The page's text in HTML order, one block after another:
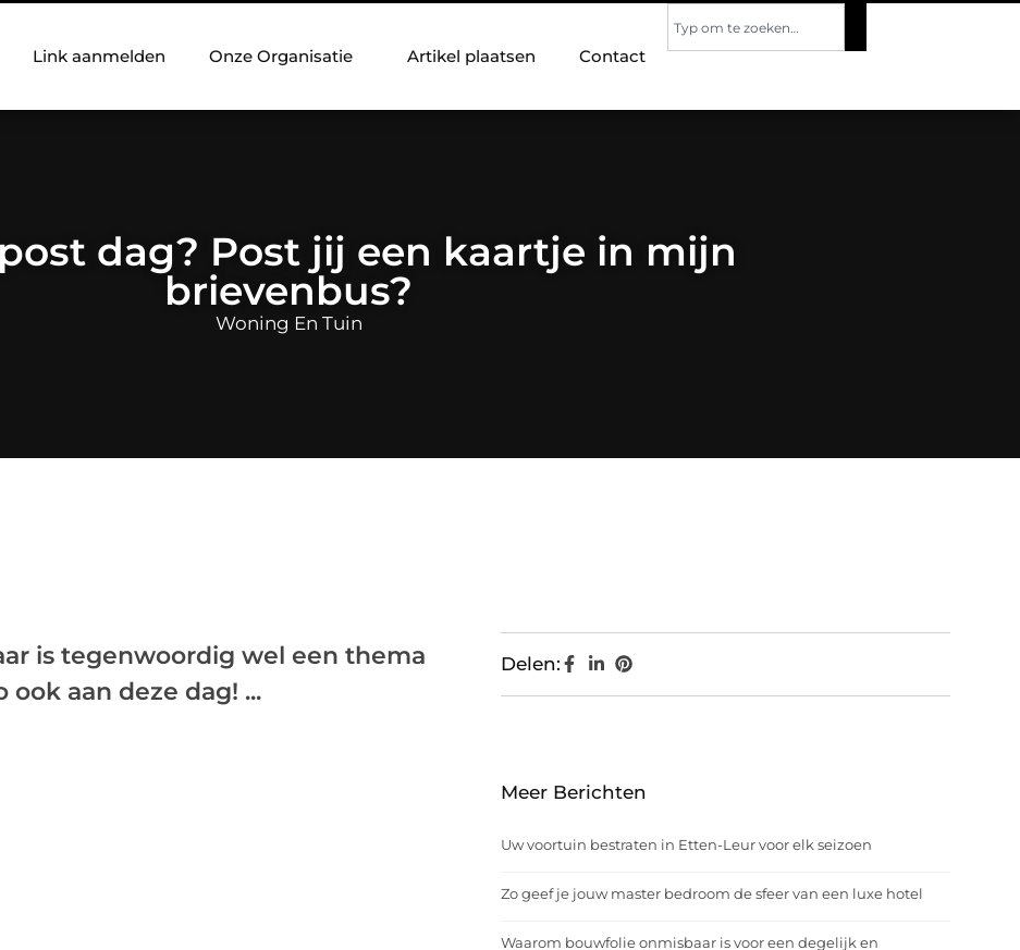
Link aanmelden Onze Organisatie Artikel plaatsen Contact
dag? Post jij een kaartje in mijn
brievenbus?
Woning En Tuin
is tegenwoordig wel een thema
aan deze dag! ...
Delen:
Meer Berichten
Uw voortuin bestraten in Etten-Leur voor elk seizoen
Zo geef je jouw master bedroom de sfeer van een luxe hotel
Waarom bouwfolie onmisbaar is voor een degelijk en